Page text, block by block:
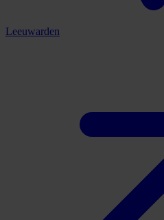
Leeuwarden